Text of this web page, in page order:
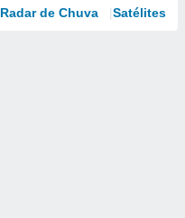
Radar de Chuva Satélites